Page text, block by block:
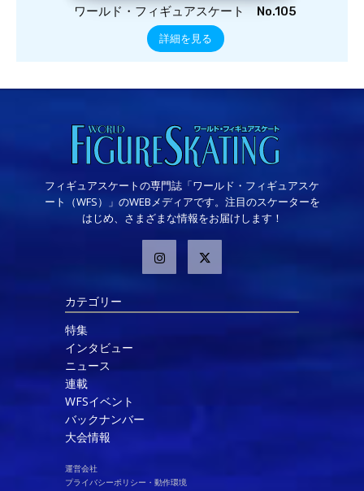
ワールド・フィギュアスケート No.105
詳細を見る
フィギュアスケートの専門誌「ワールド・フィギュアスケ
ート（WFS）」のWEBメディアです。注目のスケーターを
はじめ、さまざまな情報をお届けします！
カテゴリー
特集
インタビュー
ニュース
連載
WFSイベント
バックナンバー
大会情報
運営会社
プライバシーポリシー・動作環境